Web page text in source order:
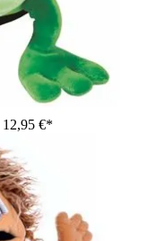
12,95 €*